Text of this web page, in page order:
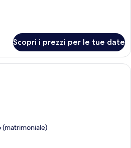
Scopri i prezzi per le tue date
Una camera d'albergo moderna con
(matrimoniale)